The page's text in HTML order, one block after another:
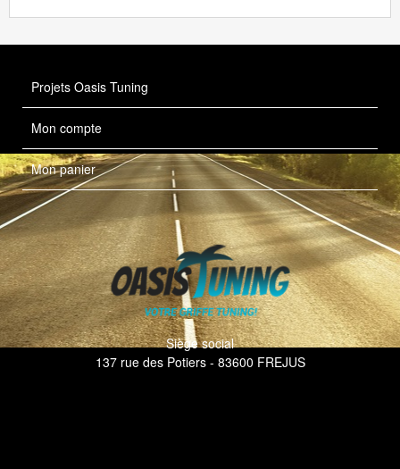
Projets Oasis Tuning
Mon compte
Mon panier
Siège social
137 rue des Potiers - 83600 FREJUS